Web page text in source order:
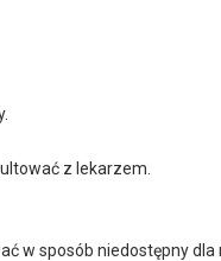
z lekarzem.
w sposób niedostępny dla